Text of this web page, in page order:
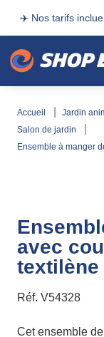
✈️ Nos tarifs
accueil jardin
salon de jardin
ensemble à manger
avec
textilène
Réf. V54328
Cet ensemble